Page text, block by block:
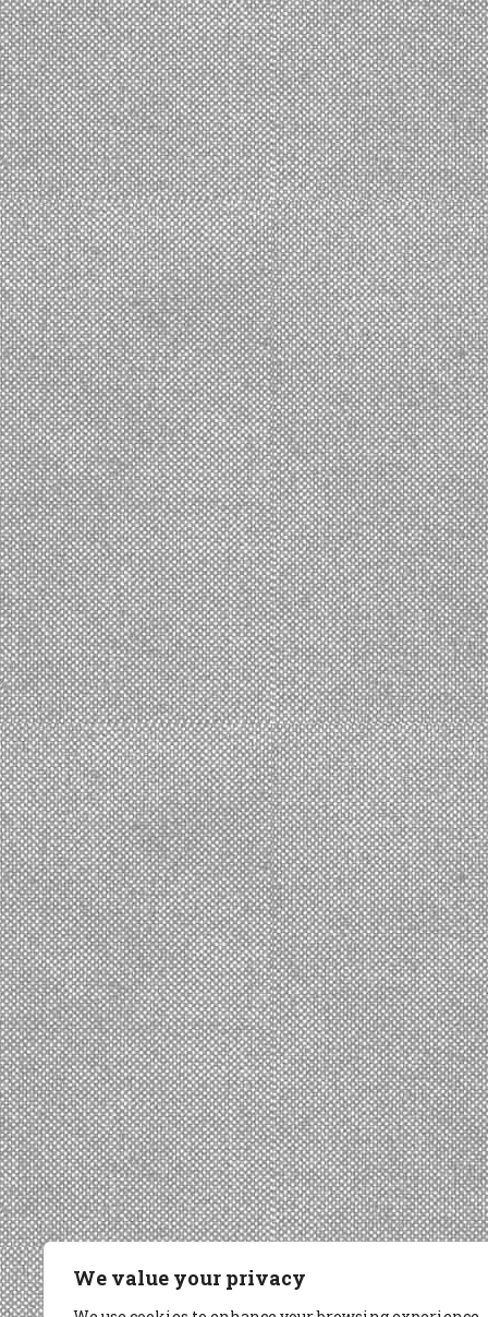
We value your privacy